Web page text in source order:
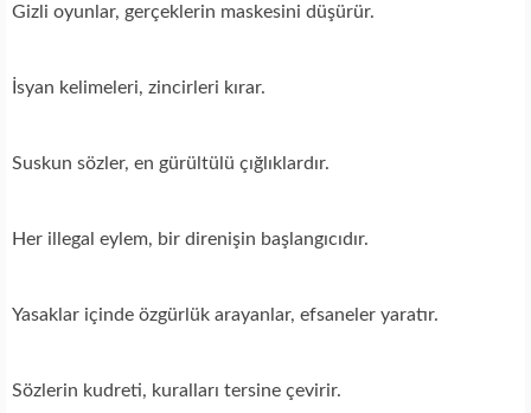
Gizli oyunlar, gerçeklerin maskesini düşürür.
İsyan kelimeleri, zincirleri kırar.
Suskun sözler, en gürültülü çığlıklardır.
Her illegal eylem, bir direnişin başlangıcıdır.
Yasaklar içinde özgürlük arayanlar, efsaneler yaratır.
Sözlerin kudreti, kuralları tersine çevirir.